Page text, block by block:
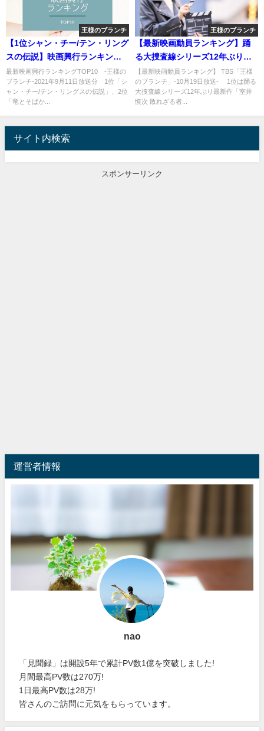
王様のブランチ
【1位シャン・チー/テン・リング
スの伝説】映画興行ランキング
TOP10
最新映画興行ランキングTOP10 ‐王様の
ブランチ-2021年9月11日放送分 1位「シ
ャン・チー/テン・リングスの伝説」、2位
「竜とそばか...
王様のブランチ
【最新映画動員ランキング】踊
る大捜査線シリーズ12年ぶり最
新作「室井慎次 敗れざる者」
【最新映画動員ランキング】 TBS「王様
のブランチ」-10月19日放送- 1位は踊る
大捜査線シリーズ12年ぶり最新作「室井
慎次 敗れざる者...
サイト内検索
スポンサーリンク
運営者情報
nao
「見聞録」は開設5年で累計PV数1億を突破しました!
月間最高PV数は270万!
1日最高PV数は28万!
皆さんのご訪問に元気をもらっています。